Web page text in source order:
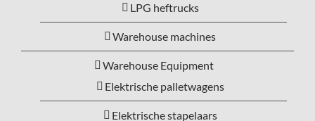
LPG heftrucks
Warehouse machines
Warehouse Equipment
Elektrische palletwagens
Elektrische stapelaars